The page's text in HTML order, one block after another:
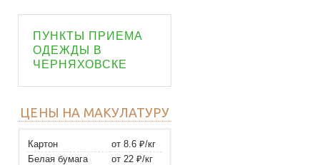
ПУНКТЫ ПРИЕМА
ОДЕЖДЫ В
ЧЕРНЯХОВСКЕ
ЦЕНЫ НА МАКУЛАТУРУ
Картон
от 8.6 ₽/кг
Белая бумага
от 22 ₽/кг